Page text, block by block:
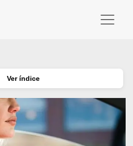
Ver índice